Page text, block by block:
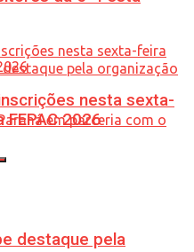
destaque pela
nesta sexta-
2026